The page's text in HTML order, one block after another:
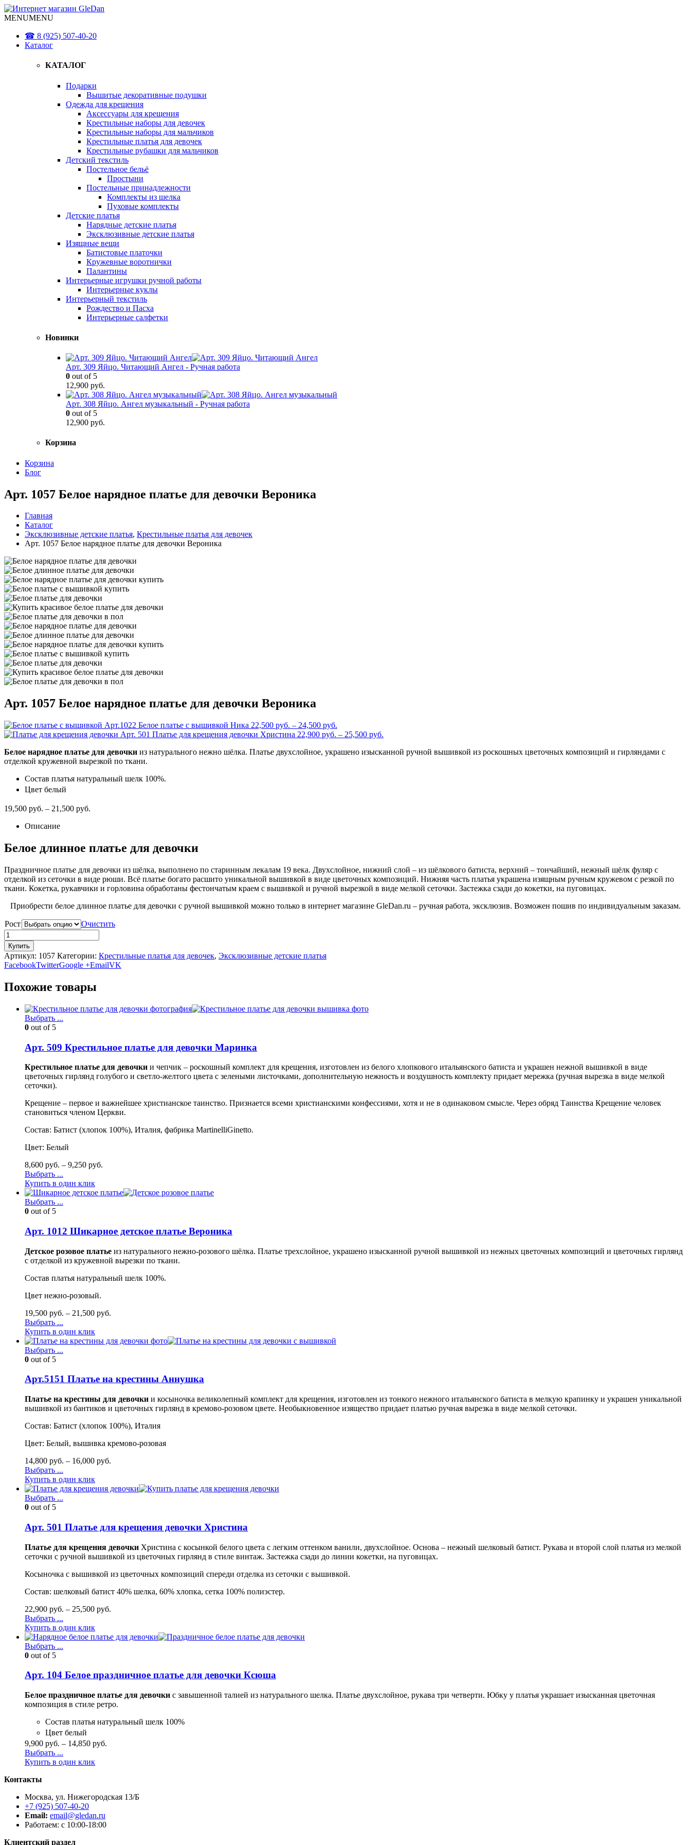
MENUMENU
☎ 8 (925) 507-40-20
Каталог
КАТАЛОГ
Подарки
Вышитые декоративные подушки
Одежда для крещения
Аксессуары для крещения
Крестильные наборы для девочек
Крестильные наборы для мальчиков
Крестильные платья для девочек
Крестильные рубашки для мальчиков
Детский текстиль
Постельное бельё
Простыни
Постельные принадлежности
Комплекты из шелка
Пуховые комплекты
Детские платья
Нарядные детские платья
Эксклюзивные детские платья
Изящные вещи
Батистовые платочки
Кружевные воротнички
Палантины
Интерьерные игрушки ручной работы
Интерьерные куклы
Интерьерный текстиль
Рождество и Пасха
Интерьерные салфетки
Новинки
Арт. 309 Яйцо. Читающий Ангел - Ручная работа
0 out of 5
12,900 руб.
Арт. 308 Яйцо. Ангел музыкальный - Ручная работа
0 out of 5
12,900 руб.
Корзина
Корзина
Блог
Арт. 1057 Белое нарядное платье для девочки Вероника
Главная
Каталог
Эксклюзивные детские платья, Крестильные платья для девочек
Арт. 1057 Белое нарядное платье для девочки Вероника
Арт. 1057 Белое нарядное платье для девочки Вероника
Арт.1022 Белое платье с вышивкой Ника 22,500 руб. – 24,500 руб.
Арт. 501 Платье для крещения девочки Христина 22,900 руб. – 25,500 руб.
Белое нарядное платье для девочки из натурального нежно шёлка. Платье двухслойное, украшено изысканной ручной вышивкой из роскошных цветочных композиций и гирляндами с
отделкой кружевной вырезкой по ткани.
Состав платья натуральный шелк 100%.
Цвет белый
19,500 руб. – 21,500 руб.
Описание
Белое длинное платье для девочки
Праздничное платье для девочки из шёлка, выполнено по старинным лекалам 19 века. Двухслойное, нижний слой – из шёлкового батиста, верхний – тончайший, нежный шёлк фуляр с
отделкой из сеточки в виде рюши. Всё платье богато расшито уникальной вышивкой в виде цветочных композиций. Нижняя часть платья украшена изящным ручным кружевом с резкой по
ткани. Кокетка, рукавчики и горловина обработаны фестончатым краем с вышивкой и ручной вырезкой в виде мелкой сеточки. Застежка сзади до кокетки, на пуговицах.
Приобрести белое длинное платье для девочки с ручной вышивкой можно только в интернет магазине GleDan.ru – ручная работа, эксклюзив. Возможен пошив по индивидуальным заказам.
Рост Очистить
Купить
Артикул: 1057 Категории: Крестильные платья для девочек, Эксклюзивные детские платья
FacebookTwitterGoogle +EmailVK
Похожие товары
Выбрать ...
0 out of 5
Арт. 509 Крестильное платье для девочки Маринка
Крестильное платье для девочки и чепчик – роскошный комплект для крещения, изготовлен из белого хлопкового итальянского батиста и украшен нежной вышивкой в виде
цветочных гирлянд голубого и светло-желтого цвета с зелеными листочками, дополнительную нежность и воздушность комплекту придает мережка (ручная вырезка в виде мелкой
сеточки).
Крещение – первое и важнейшее христианское таинство. Признается всеми христианскими конфессиями, хотя и не в одинаковом смысле. Через обряд Таинства Крещение человек
становиться членом Церкви.
Состав: Батист (хлопок 100%), Италия, фабрика MartinelliGinetto.
Цвет: Белый
8,600 руб. – 9,250 руб.
Выбрать ...
Купить в один клик
Выбрать ...
0 out of 5
Арт. 1012 Шикарное детское платье Вероника
Детское розовое платье из натурального нежно-розового шёлка. Платье трехслойное, украшено изысканной ручной вышивкой из нежных цветочных композиций и цветочных гирлянд
с отделкой из кружевной вырезки по ткани.
Состав платья натуральный шелк 100%.
Цвет нежно-розовый.
19,500 руб. – 21,500 руб.
Выбрать ...
Купить в один клик
Выбрать ...
0 out of 5
Арт.5151 Платье на крестины Аннушка
Платье на крестины для девочки и косыночка великолепный комплект для крещения, изготовлен из тонкого нежного итальянского батиста в мелкую крапинку и украшен уникальной
вышивкой из бантиков и цветочных гирлянд в кремово-розовом цвете. Необыкновенное изящество придает платью ручная вырезка в виде мелкой сеточки.
Состав: Батист (хлопок 100%), Италия
Цвет: Белый, вышивка кремово-розовая
14,800 руб. – 16,000 руб.
Выбрать ...
Купить в один клик
Выбрать ...
0 out of 5
Арт. 501 Платье для крещения девочки Христина
Платье для крещения девочки Христина с косынкой белого цвета с легким оттенком ванили, двухслойное. Основа – нежный шелковый батист. Рукава и второй слой платья из мелкой
сеточки с ручной вышивкой из цветочных гирлянд в стиле винтаж. Застежка сзади до линии кокетки, на пуговицах.
Косыночка с вышивкой из цветочных композиций спереди отделка из сеточки с вышивкой.
Состав: шелковый батист 40% шелка, 60% хлопка, сетка 100% полиэстер.
22,900 руб. – 25,500 руб.
Выбрать ...
Купить в один клик
Выбрать ...
0 out of 5
Арт. 104 Белое праздничное платье для девочки Ксюша
Белое праздничное платье для девочки с завышенной талией из натурального шелка. Платье двухслойное, рукава три четверти. Юбку у платья украшает изысканная цветочная
композиция в стиле ретро.
Состав платья натуральный шелк 100%
Цвет белый
9,900 руб. – 14,850 руб.
Выбрать ...
Купить в один клик
Контакты
Москва, ул. Нижегородская 13/Б
+7 (925) 507-40-20
Email: email@gledan.ru
Работаем: с 10:00-18:00
Клиентский раздел